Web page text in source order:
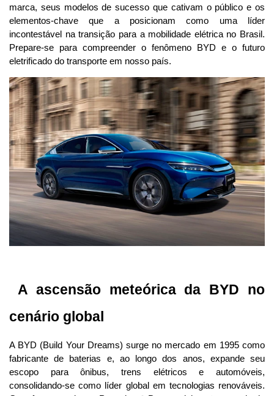
marca, seus modelos de sucesso que cativam o público e os
elementos-chave que a posicionam como uma líder
incontestável na transição para a mobilidade elétrica no Brasil.
Prepare-se para compreender o fenômeno BYD e o futuro
eletrificado do transporte em nosso país.
A ascensão meteórica da BYD no
cenário global
A BYD (Build Your Dreams) surge no mercado em 1995 como
fabricante de baterias e, ao longo dos anos, expande seu
escopo para ônibus, trens elétricos e automóveis,
consolidando-se como líder global em tecnologias renováveis.